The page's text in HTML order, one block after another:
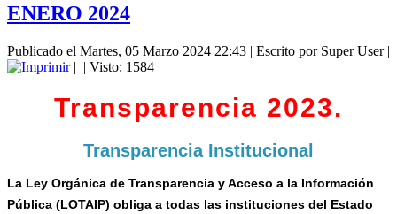
ENERO 2024
Publicado el Martes, 05 Marzo 2024 22:43 | Escrito por Super User|
| | Visto: 1584
Transparencia 2023.
Transparencia Institucional
La Ley Orgánica de Transparencia y Acceso a la Información
Pública (LOTAIP) obliga a todas las instituciones del Estado